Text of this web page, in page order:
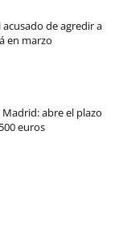
de agredir a
en marzo
abre el plazo
euros